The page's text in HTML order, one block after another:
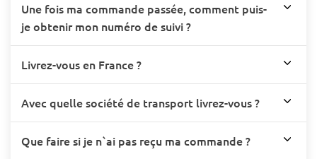
Une fois ma commande passée, comment puis-
je obtenir mon numéro de suivi ?
Livrez-vous en France ?
Avec quelle société de transport livrez-vous ?
Que faire si je n`ai pas reçu ma commande ?